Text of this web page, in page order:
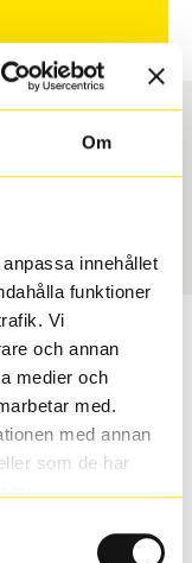
Om
innehållet
funktioner
Vi
och annan
medier och
med.
med annan
som de har
114H
det däck du
däck som skall
kolla en extra
hade ut från